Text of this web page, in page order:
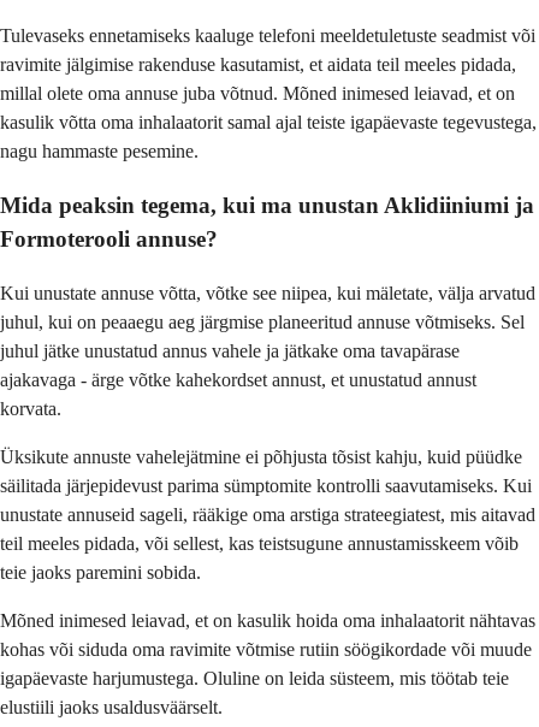
Tulevaseks ennetamiseks kaaluge telefoni meeldetuletuste seadmist või
ravimite jälgimise rakenduse kasutamist, et aidata teil meeles pidada,
millal olete oma annuse juba võtnud. Mõned inimesed leiavad, et on
kasulik võtta oma inhalaatorit samal ajal teiste igapäevaste tegevustega,
nagu hammaste pesemine.
Mida peaksin tegema, kui ma unustan Aklidiiniumi ja
Formoterooli annuse?
Kui unustate annuse võtta, võtke see niipea, kui mäletate, välja arvatud
juhul, kui on peaaegu aeg järgmise planeeritud annuse võtmiseks. Sel
juhul jätke unustatud annus vahele ja jätkake oma tavapärase
ajakavaga - ärge võtke kahekordset annust, et unustatud annust
korvata.
Üksikute annuste vahelejätmine ei põhjusta tõsist kahju, kuid püüdke
säilitada järjepidevust parima sümptomite kontrolli saavutamiseks. Kui
unustate annuseid sageli, rääkige oma arstiga strateegiatest, mis aitavad
teil meeles pidada, või sellest, kas teistsugune annustamisskeem võib
teie jaoks paremini sobida.
Mõned inimesed leiavad, et on kasulik hoida oma inhalaatorit nähtavas
kohas või siduda oma ravimite võtmise rutiin söögikordade või muude
igapäevaste harjumustega. Oluline on leida süsteem, mis töötab teie
elustiili jaoks usaldusväärselt.